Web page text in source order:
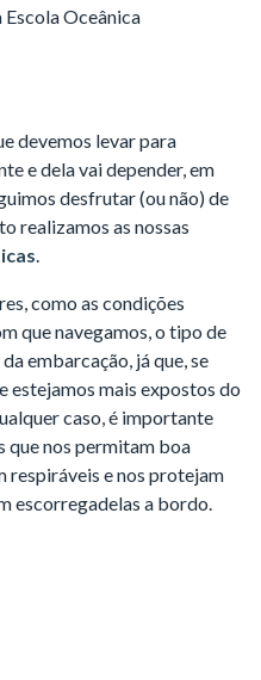
Oceânica
devemos levar para
e dela vai depender, em
desfrutar (ou não) de
realizamos as nossas
como as condições
que navegamos, o tipo de
embarcação, já que, se
estejamos mais expostos do
caso, é importante
que nos permitam boa
respiráveis e nos protejam
escorregadelas a bordo.